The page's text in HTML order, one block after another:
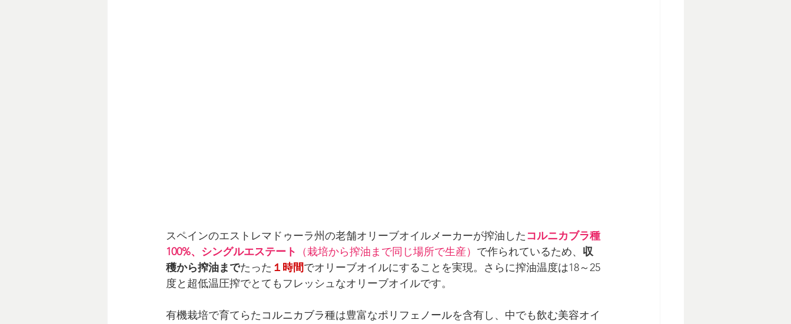
スペインのエストレマドゥーラ州の老舗オリーブオイルメーカーが搾油したコルニカブラ種
100%、シングルエステート
（栽培から搾油まで同じ場所で生産） で作られているため、 収
穫から搾油までたった １時間でオリーブオイルにすることを実現。さらに搾油温度は18～25
度と超低温圧搾でとてもフレッシュなオリーブオイルです。
有機栽培で育てらたコルニカブラ種は豊富なポリフェノールを含有し、中でも飲む美容オイ